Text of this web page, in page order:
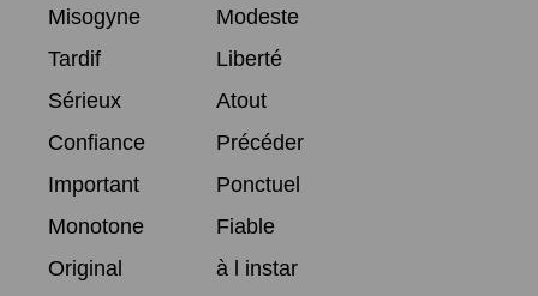
Misogyne
Modeste
Tardif
Liberté
Sérieux
Atout
Confiance
Précéder
Important
Ponctuel
Monotone
Fiable
Original
à l instar